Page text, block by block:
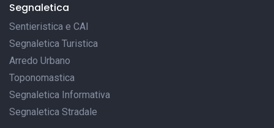
Segnaletica
Sentieristica e CAI
Segnaletica Turistica
Arredo Urbano
Toponomastica
Segnaletica Informativa
Segnaletica Stradale